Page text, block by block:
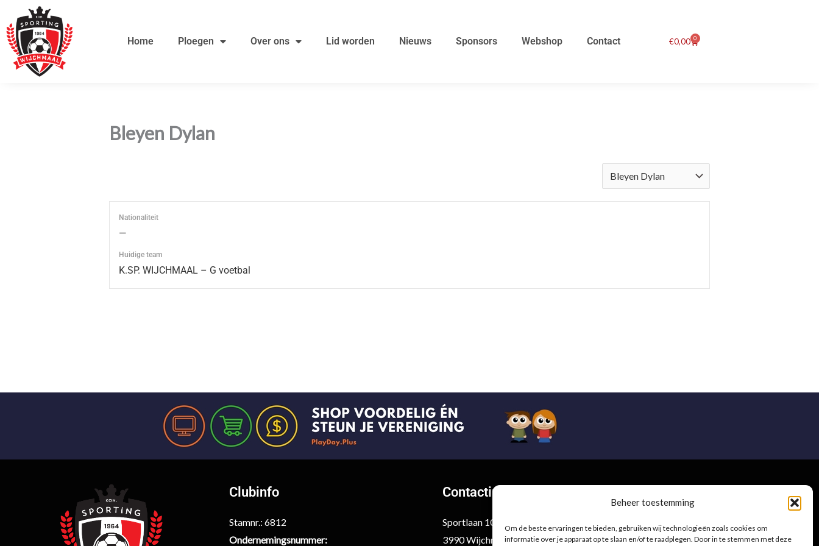
Beheer toestemming
Om de beste ervaringen te bieden, gebruiken wij technologieën zoals cookies om
informatie over je apparaat op te slaan en/of te raadplegen. Door in te stemmen met deze
inhoud
naar
de
inhoud
Home Ploegen Over ons Lid worden Nieuws Sponsors Webshop Contact €0,00 0
Winkelwagen
Bleyen Dylan
Nationaliteit
—
Huidige team
K.SP. WIJCHMAAL – G voetbal
Clubinfo
Stamnr.: 6812
Ondernemingsnummer:
Contactinformatie
Sportlaan 10
3990 Wijchmaal-Peer